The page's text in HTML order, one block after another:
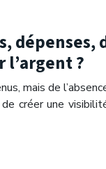
dépenses,
l’argent ?
mais de
créer une